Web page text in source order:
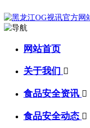
网站首页
关于我们 
食品安全资讯 
食品安全动态 